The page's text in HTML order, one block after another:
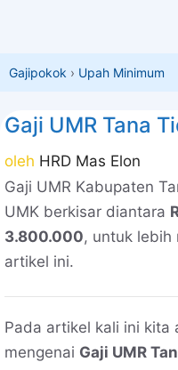
Gajipokok › Upah Minimum
Gaji UMR Tana
oleh HRD Mas Elon
Gaji UMR Kabupaten
UMK berkisar diantara
3.800.000, untuk lebih
artikel ini.
Pada artikel kali ini kita
mengenai Gaji UMR